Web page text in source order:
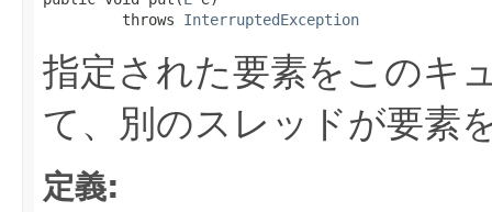
         throws
InterruptedException
指定された要素をこのキ
て、別のスレッドが要素
定義: